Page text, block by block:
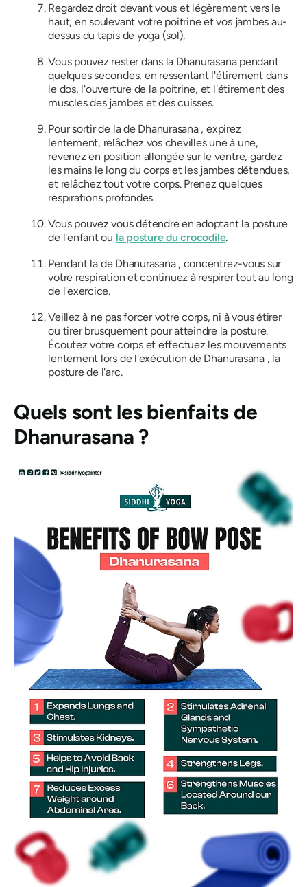
Regardez droit devant vous et légèrement vers le
haut, en soulevant votre poitrine et vos jambes au-
dessus du tapis de yoga (sol).
Vous pouvez rester dans la Dhanurasanapendant
quelques secondes, en ressentant l'étirement dans
le dos, l'ouverture de la poitrine, et l'étirement des
muscles des jambes et des cuisses.
Pour sortir de lade Dhanurasana, expirez
lentement, relâchez vos chevilles une à une,
revenez en position allongée sur le ventre, gardez
les mains le long du corps et les jambes détendues,
et relâchez tout votre corps. Prenez quelques
respirations profondes.
Vous pouvez vous détendre en adoptant la posture
de l'enfant ou la posture du crocodile.
Pendant la de Dhanurasana, concentrez-vous sur
votre respiration et continuez à respirer tout au long
de l'exercice.
Veillez à ne pas forcer votre corps, ni à vous étirer
ou tirer brusquement pour atteindre la posture.
Écoutez votre corps et effectuez les mouvements
lentement lors de l'exécution de Dhanurasana, la
posture de l'arc.
Quels sont les bienfaits de
Dhanurasana ?